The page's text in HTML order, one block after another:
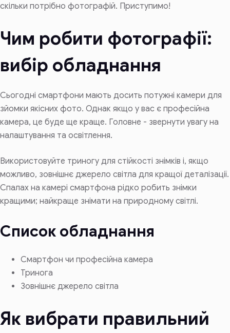
скільки потрібно фотографій. Приступимо!
Чим робити фотографії:
вибір обладнання
Сьогодні смартфони мають досить потужні камери для
зйомки якісних фото. Однак якщо у вас є професійна
камера, це буде ще краще. Головне - звернути увагу на
налаштування та освітлення.
Використовуйте триногу для стійкості знімків і, якщо
можливо, зовнішнє джерело світла для кращої деталізації.
Спалах на камері смартфона рідко робить знімки
кращими; найкраще знімати на природному світлі.
Список обладнання
Смартфон чи професійна камера
Тринога
Зовнішнє джерело світла
Як вибрати правильний